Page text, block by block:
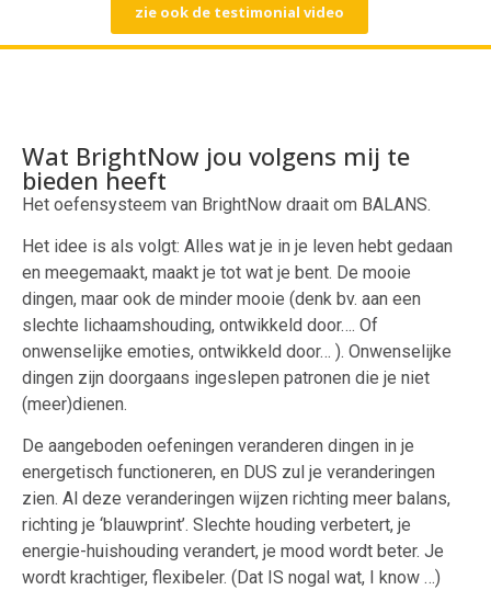
zie ook de testimonial video
Wat BrightNow jou volgens mij te
bieden heeft
Het oefensysteem van BrightNow draait om BALANS.
Het idee is als volgt: Alles wat je in je leven hebt gedaan
en meegemaakt, maakt je tot wat je bent. De mooie
dingen, maar ook de minder mooie (denk bv. aan een
slechte lichaamshouding, ontwikkeld door…. Of
onwenselijke emoties, ontwikkeld door… ). Onwenselijke
dingen zijn doorgaans ingeslepen patronen die je niet
(meer)dienen.
De aangeboden oefeningen veranderen dingen in je
energetisch functioneren, en DUS zul je veranderingen
zien. Al deze veranderingen wijzen richting meer balans,
richting je ‘blauwprint’. Slechte houding verbetert, je
energie-huishouding verandert, je mood wordt beter. Je
wordt krachtiger, flexibeler. (Dat IS nogal wat, I know …)